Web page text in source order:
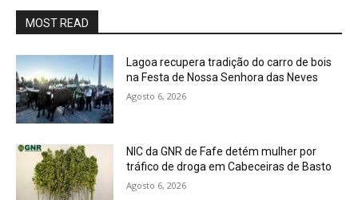
MOST READ
Lagoa recupera tradição do carro de bois
na Festa de Nossa Senhora das Neves
Agosto 6, 2026
NIC da GNR de Fafe detém mulher por
tráfico de droga em Cabeceiras de Basto
Agosto 6, 2026